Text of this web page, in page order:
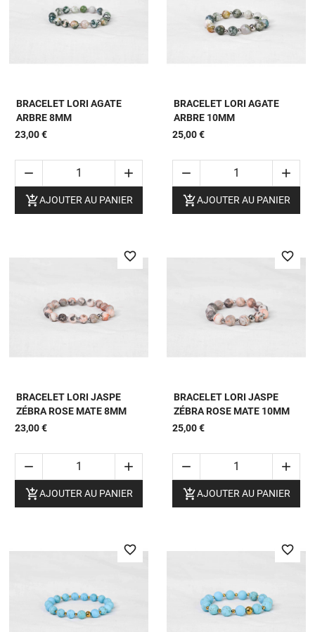
BRACELET LORI AGATE
ARBRE 8MM
23,00 €


AJOUTER AU PANIER
BRACELET LORI AGATE
ARBRE 10MM
25,00 €


AJOUTER AU PANIER
favorite_border
BRACELET LORI JASPE
ZÉBRA ROSE MATE 8MM
23,00 €


AJOUTER AU PANIER
favorite_border
BRACELET LORI JASPE
ZÉBRA ROSE MATE 10MM
25,00 €


AJOUTER AU PANIER
favorite_border favorite_border